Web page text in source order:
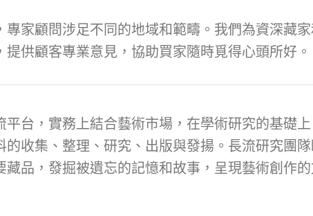
家顧問涉足不同的地域和範疇。我們為資深藏
供顧客專業意見，協助買家隨時覓得心頭所好。
平台，實務上結合藝術市場，在學術研究的基礎
收集、整理、研究、出版與發揚。長流研究團
品，發掘被遺忘的記憶和故事，呈現藝術創作的